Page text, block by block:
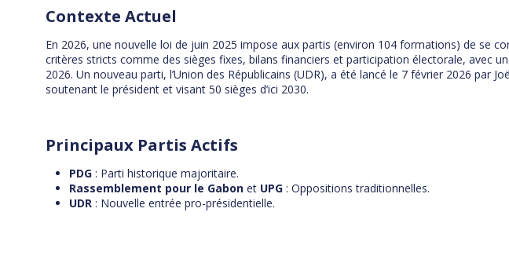
Contexte Actuel
En 2026, une nouvelle loi de juin 2025 impose aux partis (environ 104 formations) de se
critères stricts comme des sièges fixes, bilans financiers et participation électorale, avec
2026. Un nouveau parti, l’Union des Républicains (UDR), a été lancé le 7 février 2026 par
soutenant le président et visant 50 sièges d’ici 2030.
Principaux Partis Actifs
PDG : Parti historique majoritaire.
Rassemblement pour le Gabon et UPG : Oppositions traditionnelles.
UDR : Nouvelle entrée pro-présidentielle.